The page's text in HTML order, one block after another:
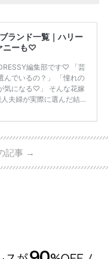
ランド一覧｜ハリー
ニーも♡
編集部です♡ 「芸
んでいるの？」 「憧れの
気になる♡」 そんな花嫁
夫婦が実際に選んだ結婚
、ティファニーなど世界
幅広くご紹介。 さらに、
リングの特徴や魅力 ・
記事 →